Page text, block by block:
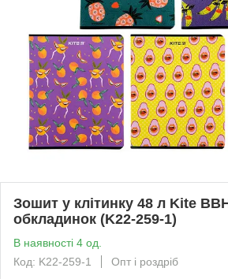
Зошит у клітинку 48 л Kite
обкладинок (K22-259-1)
В наявності 4 од.
Код: K22-259-1
Опт і роздріб